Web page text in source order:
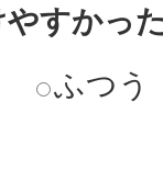
すかっ
ふつう